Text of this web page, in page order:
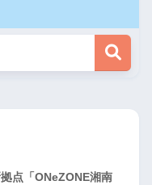
点「ONeZONE湘南